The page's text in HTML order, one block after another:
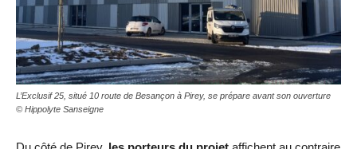
L’Exclusif 25, situé 10 route de Besançon à Pirey, se prépare avant son ouverture
© Hippolyte Sanseigne